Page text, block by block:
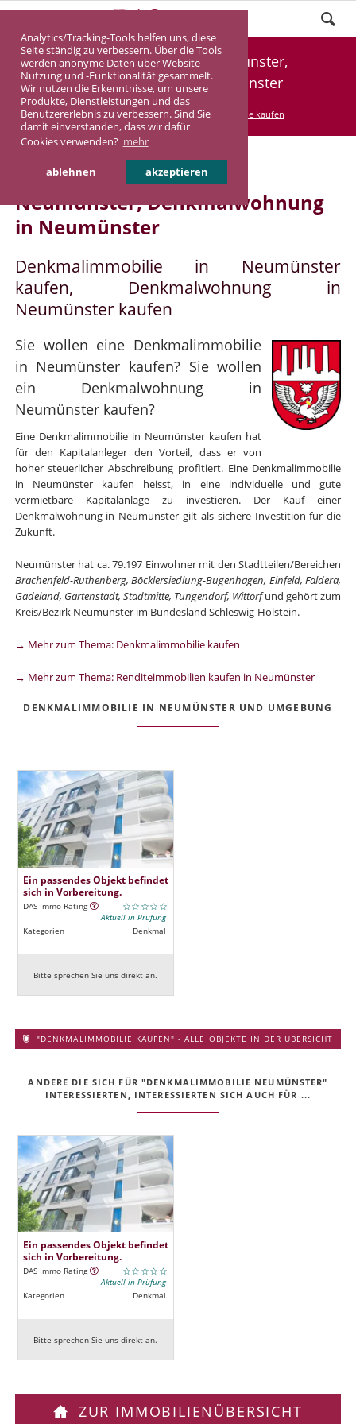
Analytics/Tracking-Tools helfen uns, diese
Seite ständig zu verbessern. Über die Tools
werden anonyme Daten über Website-
Nutzung und -Funktionalität gesammelt.
Wir nutzen die Erkenntnisse, um unsere
Produkte, Dienstleistungen und das
Benutzererlebnis zu verbessern. Sind Sie
damit einverstanden, dass wir dafür
Cookies verwenden? mehr
ablehnen akzeptieren
Denkmalimmobilie Neumünster,
Denkmalwohnung Neumünster
DASINVEST Service Denkmalimmobilie kaufen
Denkmalimmobilie in
Neumünster, Denkmalwohnung
in Neumünster
Denkmalimmobilie in Neumünster
kaufen, Denkmalwohnung in
Neumünster kaufen
Sie wollen eine Denkmalimmobilie
in Neumünster kaufen? Sie wollen
ein Denkmalwohnung in
Neumünster kaufen?
Eine Denkmalimmobilie in Neumünster kaufen hat
für den Kapitalanleger den Vorteil, dass er von
hoher steuerlicher Abschreibung profitiert. Eine Denkmalimmobilie
in Neumünster kaufen heisst, in eine individuelle und gute
vermietbare Kapitalanlage zu investieren. Der Kauf einer
Denkmalwohnung in Neumünster gilt als sichere Investition für die
Zukunft.
Neumünster hat ca. 79.197 Einwohner mit den Stadtteilen/Bereichen
Brachenfeld-Ruthenberg, Böcklersiedlung-Bugenhagen, Einfeld, Faldera,
Gadeland, Gartenstadt, Stadtmitte, Tungendorf, Wittorfund gehört zum
Kreis/Bezirk Neumünster im Bundesland Schleswig-Holstein.
→ Mehr zum Thema: Denkmalimmobilie kaufen
→ Mehr zum Thema: Renditeimmobilien kaufen in Neumünster
DENKMALIMMOBILIE IN NEUMÜNSTER UND UMGEBUNG
Ein passendes Objekt befindet
sich in Vorbereitung.
DAS Immo Rating
Aktuell in Prüfung
Kategorien
Denkmal
Bitte sprechen Sie uns direkt an.
"DENKMALIMMOBILIE KAUFEN" - ALLE OBJEKTE IN DER ÜBERSICHT
ANDERE DIE SICH FÜR "DENKMALIMMOBILIE NEUMÜNSTER"
INTERESSIERTEN, INTERESSIERTEN SICH AUCH FÜR ...
Ein passendes Objekt befindet
sich in Vorbereitung.
DAS Immo Rating
Aktuell in Prüfung
Kategorien
Denkmal
Bitte sprechen Sie uns direkt an.
ZUR IMMOBILIENÜBERSICHT